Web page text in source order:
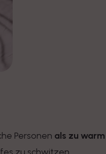
Personen als zu